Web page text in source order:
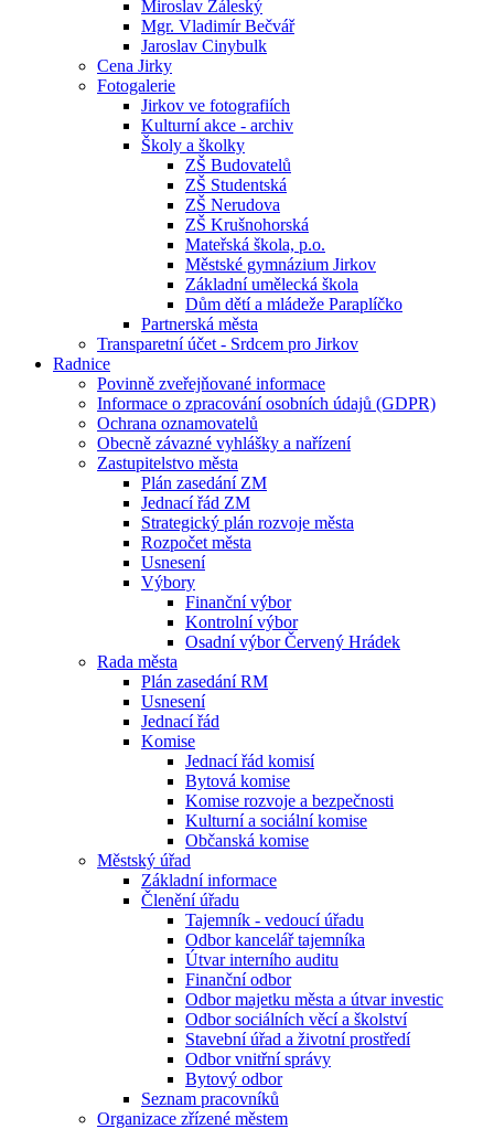
Miroslav Záleský
Mgr. Vladimír Bečvář
Jaroslav Cinybulk
Cena Jirky
Fotogalerie
Jirkov ve fotografiích
Kulturní akce - archiv
Školy a školky
ZŠ Budovatelů
ZŠ Studentská
ZŠ Nerudova
ZŠ Krušnohorská
Mateřská škola, p.o.
Městské gymnázium Jirkov
Základní umělecká škola
Dům dětí a mládeže Paraplíčko
Partnerská města
Transparetní účet - Srdcem pro Jirkov
Radnice
Povinně zveřejňované informace
Informace o zpracování osobních údajů (GDPR)
Ochrana oznamovatelů
Obecně závazné vyhlášky a nařízení
Zastupitelstvo města
Plán zasedání ZM
Jednací řád ZM
Strategický plán rozvoje města
Rozpočet města
Usnesení
Výbory
Finanční výbor
Kontrolní výbor
Osadní výbor Červený Hrádek
Rada města
Plán zasedání RM
Usnesení
Jednací řád
Komise
Jednací řád komisí
Bytová komise
Komise rozvoje a bezpečnosti
Kulturní a sociální komise
Občanská komise
Městský úřad
Základní informace
Členění úřadu
Tajemník - vedoucí úřadu
Odbor kancelář tajemníka
Útvar interního auditu
Finanční odbor
Odbor majetku města a útvar investic
Odbor sociálních věcí a školství
Stavební úřad a životní prostředí
Odbor vnitřní správy
Bytový odbor
Seznam pracovníků
Organizace zřízené městem